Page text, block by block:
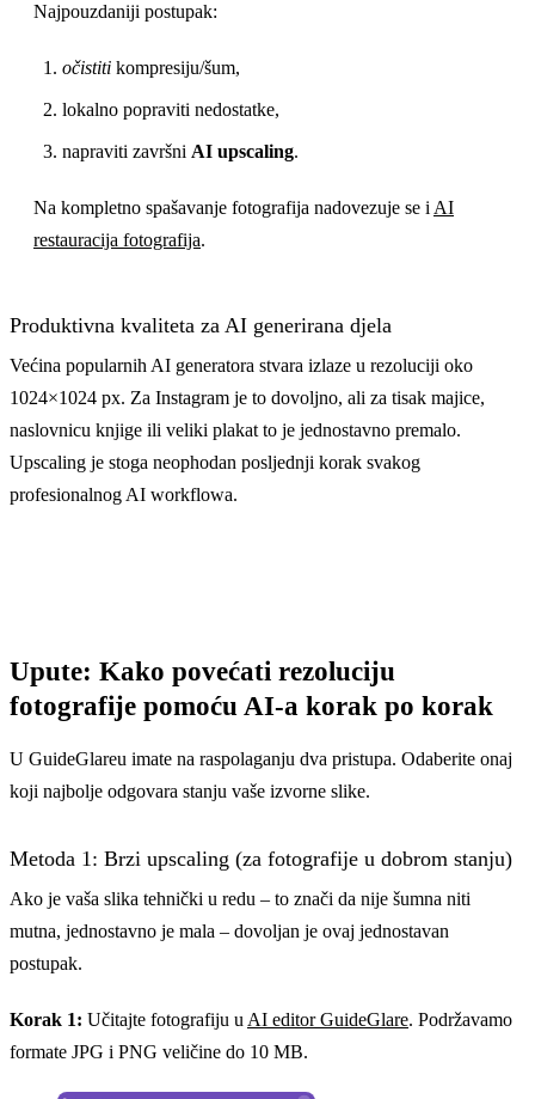
Najpouzdaniji postupak:
očistiti kompresiju/šum,
lokalno popraviti nedostatke,
napraviti završni AI upscaling.
Na kompletno spašavanje fotografija nadovezuje se i AI
restauracija fotografija.
Produktivna kvaliteta za AI generirana djela
Većina popularnih AI generatora stvara izlaze u rezoluciji oko
1024×1024 px. Za Instagram je to dovoljno, ali za tisak majice,
naslovnicu knjige ili veliki plakat to je jednostavno premalo.
Upscaling je stoga neophodan posljednji korak svakog
profesionalnog AI workflowa.
Upute: Kako povećati rezoluciju
fotografije pomoću AI-a korak po korak
U GuideGlareu imate na raspolaganju dva pristupa. Odaberite onaj
koji najbolje odgovara stanju vaše izvorne slike.
Metoda 1: Brzi upscaling (za fotografije u dobrom stanju)
Ako je vaša slika tehnički u redu – to znači da nije šumna niti
mutna, jednostavno je mala – dovoljan je ovaj jednostavan
postupak.
Korak 1: Učitajte fotografiju u AI editor GuideGlare. Podržavamo
formate JPG i PNG veličine do 10 MB.